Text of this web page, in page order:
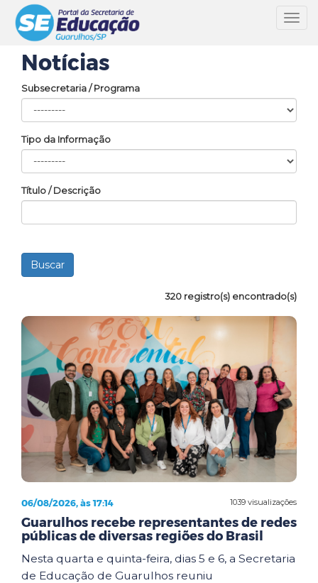
Notícias
Subsecretaria / Programa
Tipo da Informação
Título / Descrição
320 registro(s) encontrado(s)
1039 visualizações
06/08/2026, às 17:14
Guarulhos recebe representantes de redes
públicas de diversas regiões do Brasil
Nesta quarta e quinta-feira, dias 5 e 6, a Secretaria
de Educação de Guarulhos reuniu